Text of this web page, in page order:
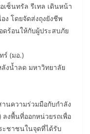
เซ็นทรัล รีเทล เดินหน้า
ง โดยจัดส่งถุงยังชีพ
ดร้อนให้กับผู้ประสบภัย
ร์ (มอ.)
งน้ำลด มหาวิทยาลัย
นความร่วมมือกับกำลัง
งพื้นที่ออกหน่วยรถเพื่อ
ะชาชนในจุดที่ได้รับ